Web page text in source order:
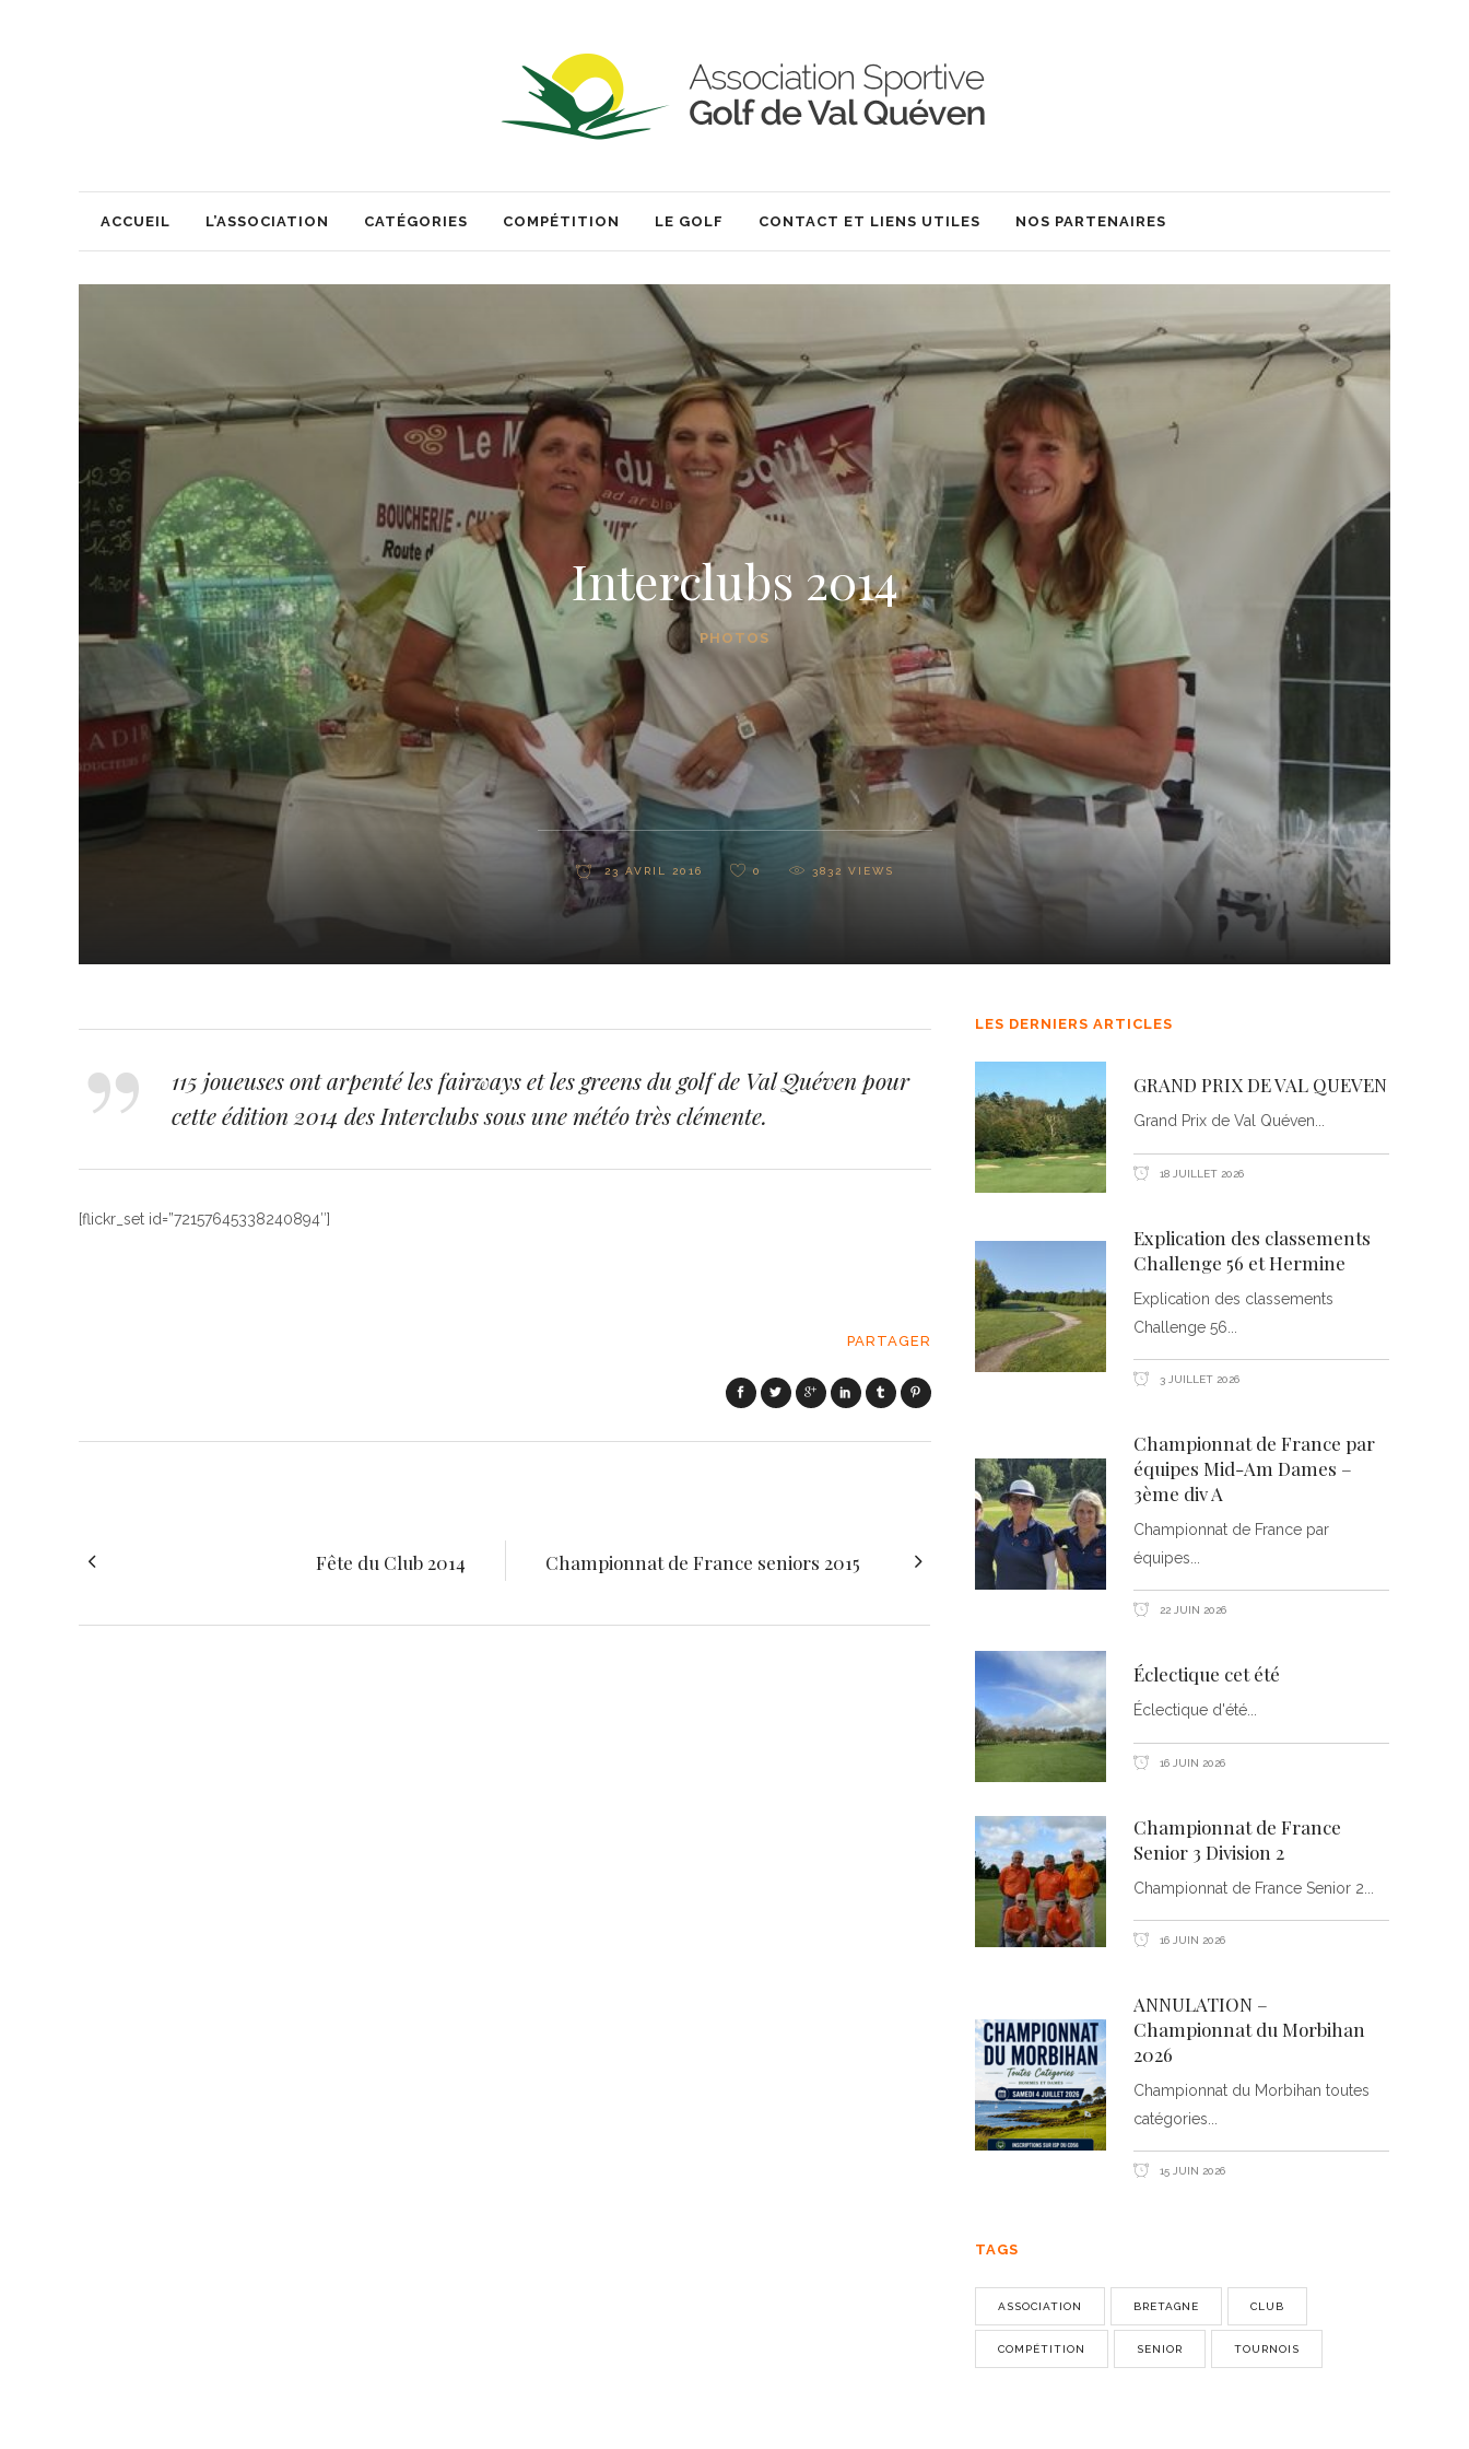
ACCUEIL L’ASSOCIATION CATÉGORIES COMPÉTITION LE GOLF CONTACT ET LIENS UTILES NOS PARTENAIRES
Interclubs 2014
PHOTOS
23 AVRIL 2016 0 3832 VIEWS
115 joueuses ont arpenté les fairways et les greens du golf de Val Quéven pour
cette édition 2014 des Interclubs sous une météo très clémente.
[flickr_set id=”72157645338240894″]
PARTAGER
Fête du Club 2014 Championnat de France seniors 2015
LES DERNIERS ARTICLES
GRAND PRIX DE VAL QUEVEN
Grand Prix de Val Quéven
18 JUILLET 2026
Explication des classements
Challenge 56 et Hermine
Explication des classements
Challenge 56
3 JUILLET 2026
Championnat de France par
équipes Mid-Am Dames –
3ème div A
Championnat de France par
équipes
22 JUIN 2026
Éclectique cet été
Éclectique d'été
16 JUIN 2026
Championnat de France
Senior 3 Division 2
Championnat de France Senior 2
16 JUIN 2026
ANNULATION –
Championnat du Morbihan
2026
Championnat du Morbihan toutes
catégories
15 JUIN 2026
TAGS
ASSOCIATION BRETAGNE CLUB
COMPÉTITION SENIOR TOURNOIS